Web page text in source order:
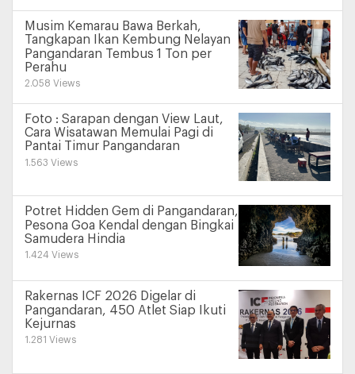
Musim Kemarau Bawa Berkah,
Tangkapan Ikan Kembung Nelayan
Pangandaran Tembus 1 Ton per
Perahu
2.058 Views
Foto : Sarapan dengan View Laut,
Cara Wisatawan Memulai Pagi di
Pantai Timur Pangandaran
1.563 Views
Potret Hidden Gem di Pangandaran,
Pesona Goa Kendal dengan Bingkai
Samudera Hindia
1.424 Views
Rakernas ICF 2026 Digelar di
Pangandaran, 450 Atlet Siap Ikuti
Kejurnas
1.281 Views